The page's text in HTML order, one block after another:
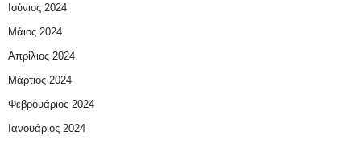
Ιούνιος 2024
Μάιος 2024
Απρίλιος 2024
Μάρτιος 2024
Φεβρουάριος 2024
Ιανουάριος 2024